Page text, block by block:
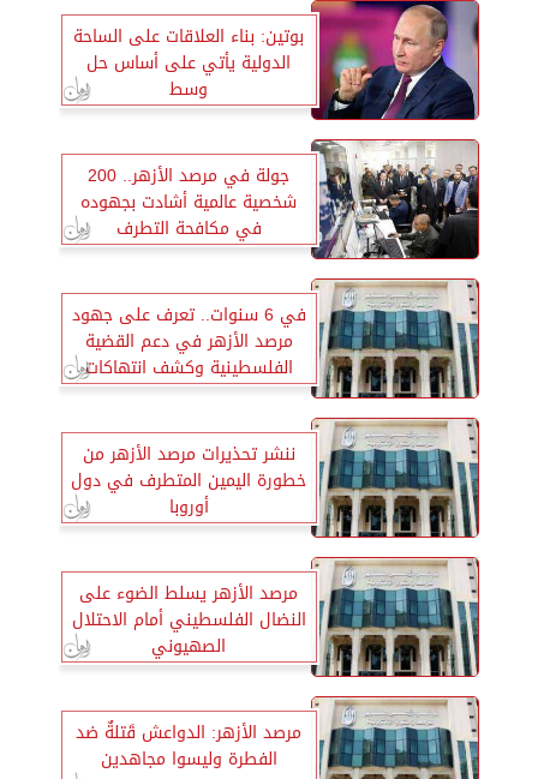
بوتين: بناء العلاقات على الساحة
الدولية يأتي على أساس حل
وسط
‏جولة في مرصد الأزهر.. ‏200
شخصية عالمية ‏أشادت بجهوده
في ‏مكافحة التطرف
في 6 سنوات.. تعرف على جهود
مرصد الأزهر في دعم القضية
الفلسطينية وكشف انتهاكات
الاحتلال
ننشر تحذيرات مرصد الأزهر من
خطورة اليمين المتطرف في دول
أوروبا
مرصد الأزهر يسلط الضوء على
النضال الفلسطيني أمام الاحتلال
الصهيوني
مرصد الأزهر: الدواعش قَتلةٌ ضد
الفطرة وليسوا مجاهدين